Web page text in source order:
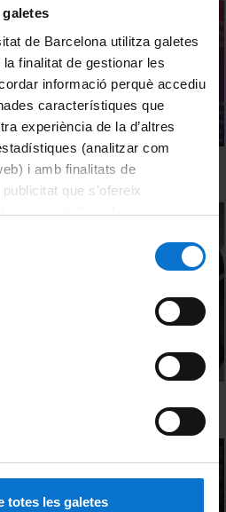
de Barcelona utilitza galetes
finalitat de gestionar les
informació perquè accediu
característiques que
experiència de la d’altres
(analitzar com
i amb finalitats de
que s’ofereix
vostres hàbits de navegació).
del lloc web de la
totes les galetes
a la UB